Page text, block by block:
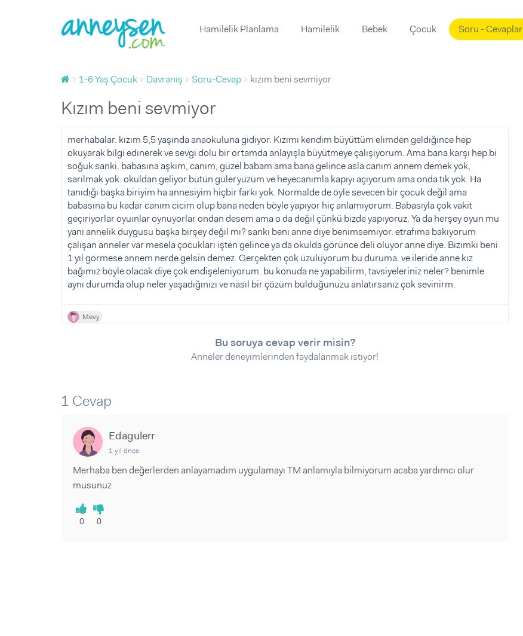
Hamilelik Planlama
Hamileliğe Hazırlık
Doğurganlık (Fertilite)
Ovülasyon (Yumurtlama Dönemi)
Hamilelik Belirtileri
Kısırlık ve Tüp Bebek Tedavisi
Sorular ve Yanıtlar
Makaleler
Videolar
Hamilelik
Gebelik Hesaplama
Beslenme
Günlük Yaşam
Spor
Doğum
Hamile Kıyafetleri ve Eşyaları
Bebek Hazırlıkları
Ürünler
Sorular ve Yanıtlar
Makaleler
Bebek
Bebek Sağlığı ve Hastalıkları
Bebek Beslenmesi
Bebek Gelişimi
Bebek Bakımı
Bebekle Yaşam
Emzirme
Doğum Sonrası Anne
Diş Buğdayı ve 1 Yaş Doğum Günü
Ürünler
Sorular ve Yanıtlar
Makaleler
Çocuk
Çocuk Sağlığı ve Hastalıkları
Çocuk Beslenmesi
Çocuk Gelişimi
Davranış
Tuvalet eğitimi
Uyku
Oyun ve Oyuncak
Çocukla Yaşam
Çocuk Eşyaları ve İhtiyaçları
Çocuk Doğum Günü
Çocuk Odası Fikirleri
Eğlence
Sorular ve Yanıtlar
Makaleler
Soru - Cevaplar
1 Yaş Doğum Günü Butik Pasta
Yenidoğan ve Bebek Fotoğrafçısı
Diş Buğdayı ve 1 Yaş Doğum Günü Mekanı
Baby Shower Partisi Mekanı
Baby Shower ve Hastane Odası Süsleme
Çocuk Müzik ve Sanat Merkezi
Çocuk Atölyesi ve Oyun Grubu
Çocuk Hareket ve Spor Merkezi
Tümü
1-6 Yaş Çocuk Davranış Soru-Cevap kızım beni sevmiyor
kızım beni sevmiyor
merhabalar. kızım 5,5 yaşında anaokuluna gidiyor. Kızımı kendim büyüttüm elimden geldiğince hep
okuyarak bilgi edinerek ve sevgi dolu bir ortamda anlayışla büyütmeye çalışıyorum. Ama bana karşı hep bi
soğuk sanki. babasına aşkım, canım, güzel babam ama bana gelince asla canım annem demek yok,
sarılmak yok. okuldan geliyor bütün güleryüzüm ve heyecanımla kapıyı açıyorum ama onda tık yok. Ha
tanıdığı başka biriyim ha annesiyim hiçbir farkı yok. Normalde de öyle sevecen bir çocuk değil ama
babasına bu kadar canım cicim olup bana neden böyle yapıyor hiç anlamıyorum. Babasıyla çok vakit
geçiriyorlar oyuınlar oynuyorlar ondan desem ama o da değil çünkü bizde yapıyoruz. Ya da herşey oyun mu
yani annelik duygusu başka birşey değil mi? sanki beni anne diye benimsemiyor. etrafıma bakıyorum
çalışan anneler var mesela çocukları işten gelince ya da okulda görünce deli oluyor anne diye. Bizimki beni
1 yıl görmese annem nerde gelsin demez. Gerçekten çok üzülüyorum bu duruma. ve ileride anne kız
bağımız böyle olacak diye çok endişeleniyorum. bu konuda ne yapabilirm, tavsiyeleriniz neler? benimle
aynı durumda olup neler yaşadığınızı ve nasıl bir çözüm bulduğunuzu anlatırsanız çok sevinirm.
Mevy
Bu soruya cevap verir misin?
Anneler deneyimlerinden faydalanmak istiyor!
1 Cevap
Edagulerr
1 yıl önce
Merhaba ben değerlerden anlayamadım uygulamayı TM anlamıyla bilmiyorum acaba yardımcı olur
musunuz
0 0